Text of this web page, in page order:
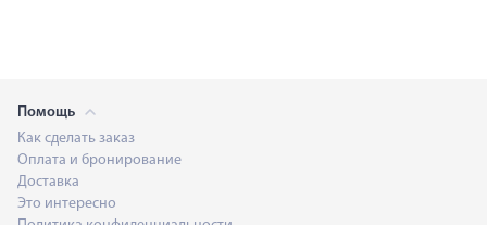
Помощь
Как сделать заказ
Оплата и бронирование
Доставка
Это интересно